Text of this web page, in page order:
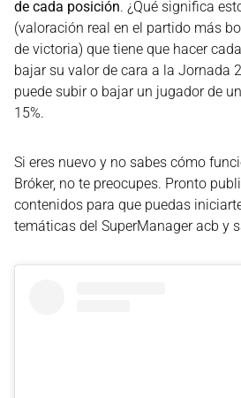
de cada posición. ¿Qué significa
(valoración real en el partido más
de victoria) que tiene que hacer
bajar su valor de cara a la Jornada
puede subir o bajar un jugador de
15%.
Si eres nuevo y no sabes cómo
Bróker, no te preocupes. Pronto
contenidos para que puedas
temáticas del SuperManager acb y